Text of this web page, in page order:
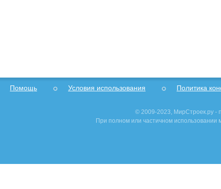
Помощь Условия использования Политика
© 2009-2023, МирСтроек.ру -
При полном или частичном использовании